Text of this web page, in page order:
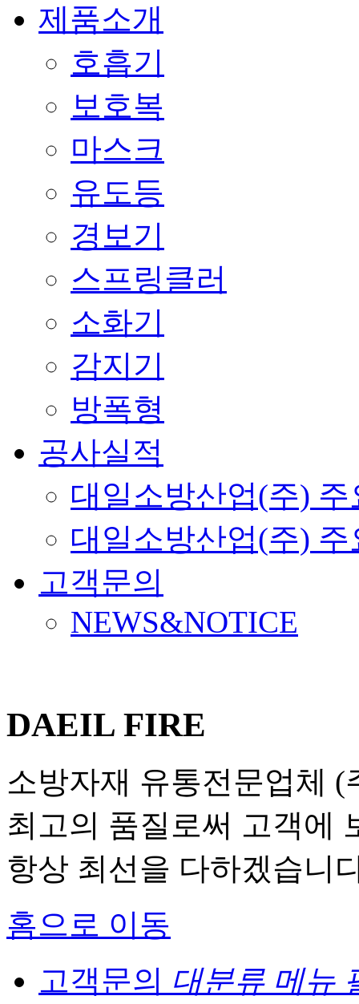
제품소개
호흡기
보호복
마스크
유도등
경보기
스프링클러
소화기
감지기
방폭형
공사실적
대일소방산업(주)
대일소방산업(주)
고객문의
NEWS&NOTICE
DAEIL FIRE
소방자재 유통전문업체
최고의 품질로써 고객에
항상 최선을 다하겠습니
홈으로 이동
고객문의 대분류 메뉴